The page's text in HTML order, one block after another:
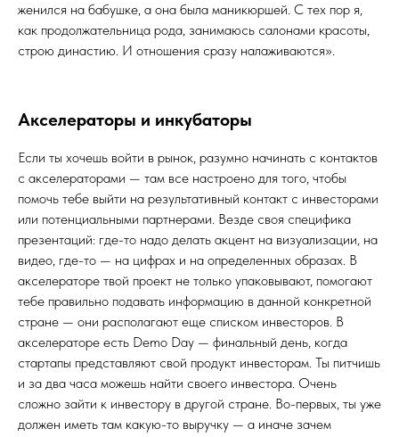
женился на бабушке, а она была маникюршей. С тех пор я,
как продолжательница рода, занимаюсь салонами красоты,
строю династию. И отношения сразу налаживаются».
Акселераторы и инкубаторы
Если ты хочешь войти в рынок, разумно начинать с контактов
с акселераторами — там все настроено для того, чтобы
помочь тебе выйти на результативный контакт с инвесторами
или потенциальными партнерами. Везде своя специфика
презентаций: где-то надо делать акцент на визуализации, на
видео, где-то — на цифрах и на определенных образах. В
акселераторе твой проект не только упаковывают, помогают
тебе правильно подавать информацию в данной конкретной
стране — они располагают еще списком инвесторов. В
акселераторе есть Demo Day — финальный день, когда
стартапы представляют свой продукт инвесторам. Ты питчишь
и за два часа можешь найти своего инвестора. Очень
сложно зайти к инвестору в другой стране. Во-первых, ты уже
должен иметь там какую-то выручку — а иначе зачем